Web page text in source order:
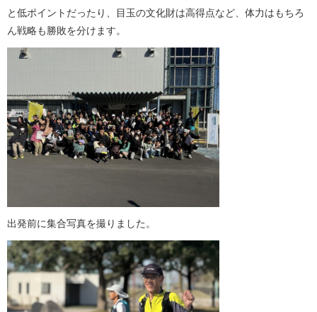
と低ポイントだったり、目玉の文化財は高得点など、体力はもちろ
ん戦略も勝敗を分けます。
出発前に集合写真を撮りました。